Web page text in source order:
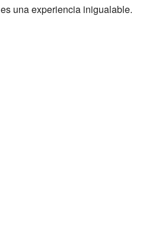
es una experiencia inigualable.